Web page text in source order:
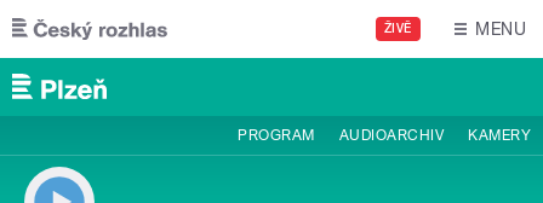
Přejít k hlavnímu obsahu
ŽIVĚ MENU
PROGRAM AUDIOARCHIV KAMERY